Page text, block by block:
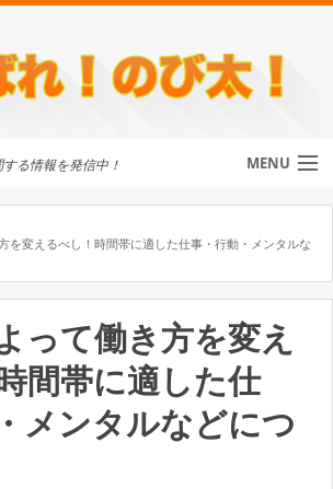
る情報を発信中！ MENU
ンタビュー
に関するご相談
を変えるべし！時間帯に適した仕事・行動・メンタルな
って働き方を変え
間帯に適した仕
メンタルなどにつ